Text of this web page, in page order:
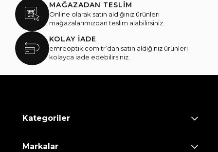
MAĞAZADAN TESLİM
Online olarak satın aldığınız ürünleri
mağazalarımızdan teslim alabilirsiniz.
KOLAY İADE
emreoptik.com.tr’dan satın aldığınız ürünleri
kolayca iade edebilirsiniz.
Kategoriler
Markalar